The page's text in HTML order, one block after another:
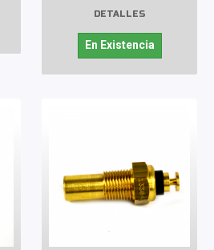
DETALLES
En Existencia